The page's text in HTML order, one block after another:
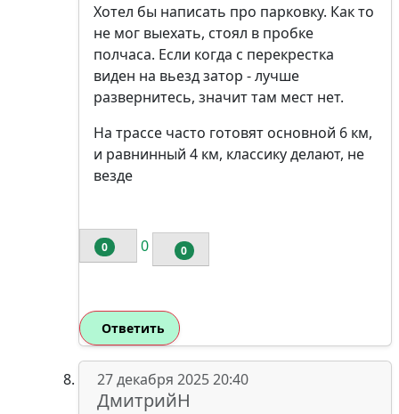
Хотел бы написать про парковку. Как то
не мог выехать, стоял в пробке
полчаса. Если когда с перекрестка
виден на вьезд затор - лучше
развернитесь, значит там мест нет.
На трассе часто готовят основной 6 км,
и равнинный 4 км, классику делают, не
везде
0 0 0
Ответить
27 декабря 2025 20:40
ДмитрийН